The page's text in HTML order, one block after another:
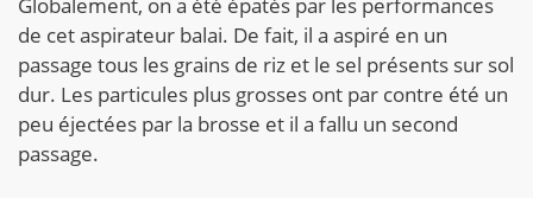
Globalement, on a été épatés par les performances
de cet aspirateur balai. De fait, il a aspiré en un
passage tous les grains de riz et le sel présents sur sol
dur. Les particules plus grosses ont par contre été un
peu éjectées par la brosse et il a fallu un second
passage.